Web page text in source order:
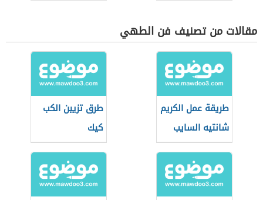
مقالات من تصنيف فن الطهي
طريقة عمل الكريم
شانتيه السايب
طرق تزيين الكب
كيك